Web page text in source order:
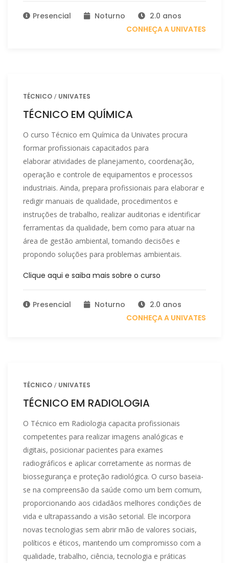
Presencial Noturno
2.0 anos
CONHEÇA A UNIVATES
TÉCNICO UNIVATES
TÉCNICO EM QUÍMICA
O curso Técnico em Química da Univates procura
formar profissionais capacitados para
elaborar atividades de planejamento, coordenação,
operação e controle de equipamentos e processos
industriais. Ainda, prepara profissionais para elaborar e
redigir manuais de qualidade, procedimentos e
instruções de trabalho, realizar auditorias e identificar
ferramentas da qualidade, bem como para atuar na
área de gestão ambiental, tomando decisões e
propondo soluções para problemas ambientais.
Clique aqui e saiba mais sobre o curso
Presencial Noturno
2.0 anos
CONHEÇA A UNIVATES
TÉCNICO UNIVATES
TÉCNICO EM RADIOLOGIA
O Técnico em Radiologia capacita profissionais
competentes para realizar imagens analógicas e
digitais, posicionar pacientes para exames
radiográficos e aplicar corretamente as normas de
biossegurança e proteção radiológica. O curso baseia-
se na compreensão da saúde como um bem comum,
proporcionando aos cidadãos melhores condições de
vida e ultrapassando a visão setorial. Ele incorpora
novas tecnologias sem abrir mão de valores sociais,
políticos e éticos, mantendo um compromisso com a
qualidade, trabalho, ciência, tecnologia e práticas